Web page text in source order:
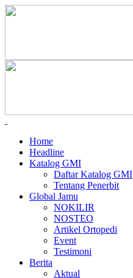
Home
Headline
Katalog GMI
Daftar Katalog GMI
Tentang Penerbit
Global Jamu
NOKILIR
NOSTEO
Artikel Ortopedi
Event
Testimoni
Berita
Aktual